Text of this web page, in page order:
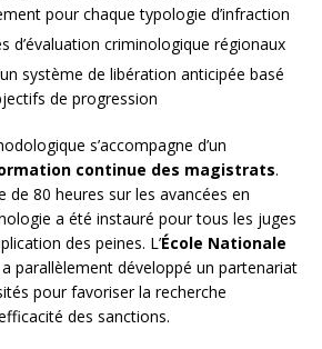
pour chaque typologie d’infraction
d’évaluation criminologique régionaux
système de libération anticipée basé
de progression
s’accompagne d’un
continue des magistrats.
de 80 heures sur les avancées en
a été instauré pour tous les juges
des peines. L’École Nationale
a parallèlement développé un partenariat
pour favoriser la recherche
des sanctions.